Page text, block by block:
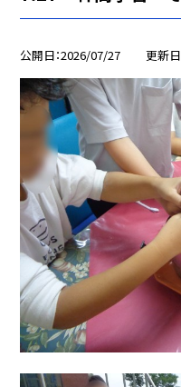
公開日 2026/07/27 更新日